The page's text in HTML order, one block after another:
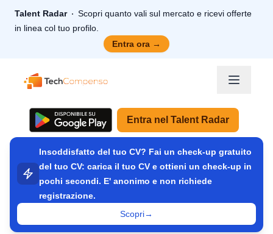
Talent Radar
Scopri quanto vali sul mercato e ricevi offerte
in linea col tuo profilo.
Entra ora →
TechCompenso
Entra nel Talent Radar
Insoddisfatto del tuo CV? Fai un check-up gratuito
del tuo CV: carica il tuo CV e ottieni un check-up in
pochi secondi. E' anonimo e non richiede
registrazione.
Scopri→